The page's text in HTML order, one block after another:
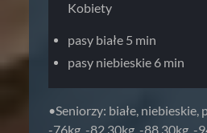
Kobiety
pasy białe 5 min
pasy niebieskie 6 min
•Seniorzy: białe, niebieskie,
-76kg, -82,30kg, -88,30kg, -